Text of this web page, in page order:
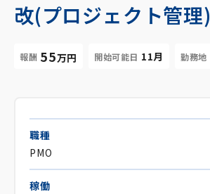
改(プロジェクト管理)
報酬 55万円 開始可能日 11月 勤務地
職種
PMO
稼働